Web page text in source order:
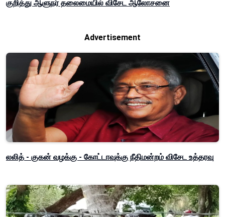
குறித்து ஆளுநர் தலைமையில் விசேட ஆலோசனை
Advertisement
லலித் - குகன் வழக்கு - கோட்டாவுக்கு நீதிமன்றம் விசேட உத்தரவு